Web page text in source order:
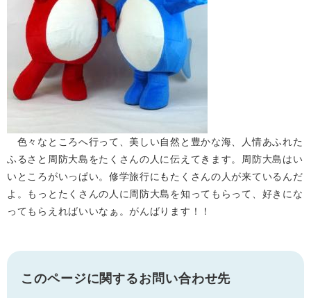
色々なところへ行って、美しい自然と豊かな海、人情あふれた
ふるさと周防大島をたくさんの人に伝えてきます。周防大島はい
いところがいっぱい。修学旅行にもたくさんの人が来ているんだ
よ。もっとたくさんの人に周防大島を知ってもらって、好きにな
ってもらえればいいなぁ。がんばります！！
このページに関するお問い合わせ先